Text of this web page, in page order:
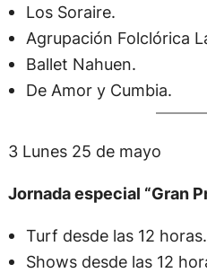
Los Soraire.
Agrupación Folclórica
Ballet Nahuen.
De Amor y Cumbia.
3 Lunes 25 de mayo
Jornada especial “Gran
Turf desde las 12 horas.
Shows desde las 12